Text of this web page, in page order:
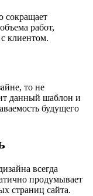
сокращает
работ,
клиентом.
то не
данный шаблон и
будущего
всегда
продумывает
страниц сайта.